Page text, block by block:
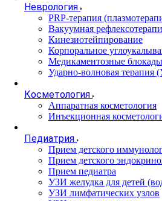
Неврология
PRP-терапия
Вакуумная
Кинезиотейпирование
Корпоральное
Медикаментозные
Ударно-волновая терапия
Косметология
Аппаратная косметология
Инъекционная
Педиатрия
Прием детского
Прием детского
Прием педиатра
УЗИ желудка для детей
УЗИ лимфатических узлов